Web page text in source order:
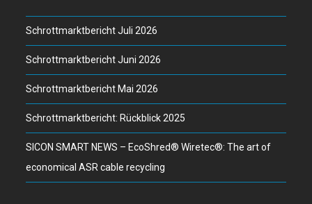
Schrottmarktbericht Juli 2026
Schrottmarktbericht Juni 2026
Schrottmarktbericht Mai 2026
Schrottmarktbericht: Rückblick 2025
SICON SMART NEWS – EcoShred® Wiretec®: The art of
economical ASR cable recycling